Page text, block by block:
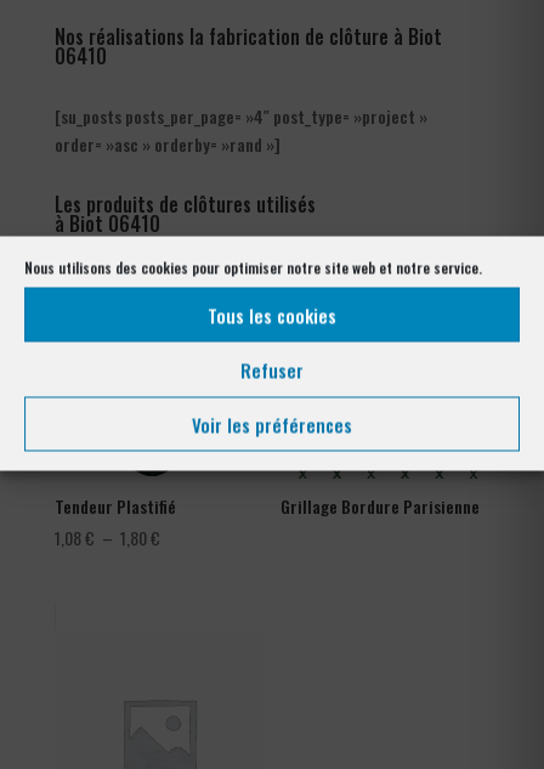
Nous utilisons des cookies pour optimiser notre site web et notre service.
Tous les cookies
Refuser
Voir les préférences
Nos réalisations la fabrication de clôture à Biot
06410
[su_posts posts_per_page= »4″ post_type= »project »
order= »asc » orderby= »rand »]
Les produits de clôtures utilisés
à Biot 06410
Tendeur Plastifié
1,08€ – 1,80€Plage
Grillage Bordure Parisienne